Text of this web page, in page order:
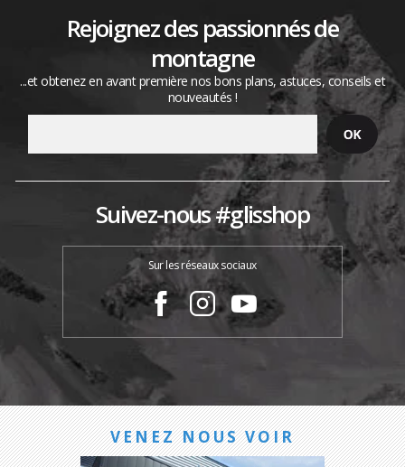
Rejoignez des passionnés de
montagne
...et obtenez en avant première nos bons plans, astuces, conseils et
nouveautés !
Suivez-nous #glisshop
Sur les réseaux sociaux
VENEZ NOUS VOIR